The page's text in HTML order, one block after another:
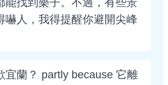
能找到樂子。不過，有些景
嚇人，我得提醒你避開尖峰
宜蘭？ partly because 它離